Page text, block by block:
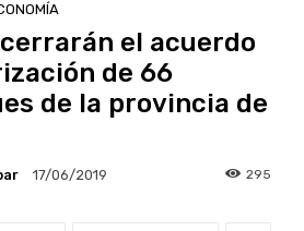
el acuerdo
de 66
de la provincia de
17/06/2019 295